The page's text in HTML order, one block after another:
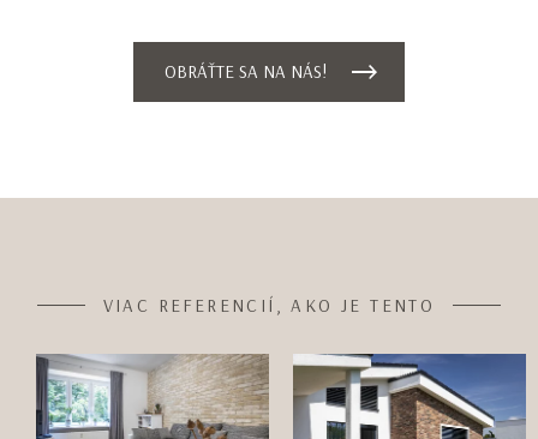
OBRÁŤTE SA NA NÁS!
VIAC REFERENCIÍ, AKO JE TENTO